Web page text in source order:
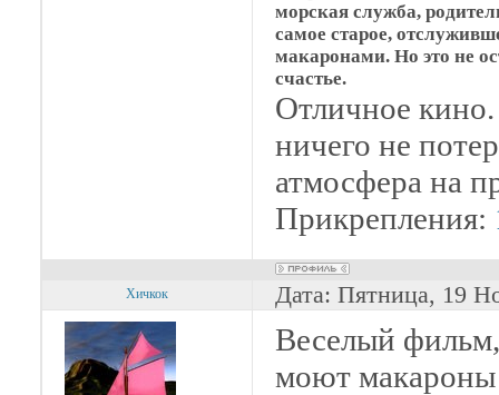
морская служба,
самое старое,
макаронами. Но это не
счастье.
Отличное кино.
ничего не
атмосфера на
Прикрепления:
Хичкок Дата: Пятница, 19
Веселый
моют